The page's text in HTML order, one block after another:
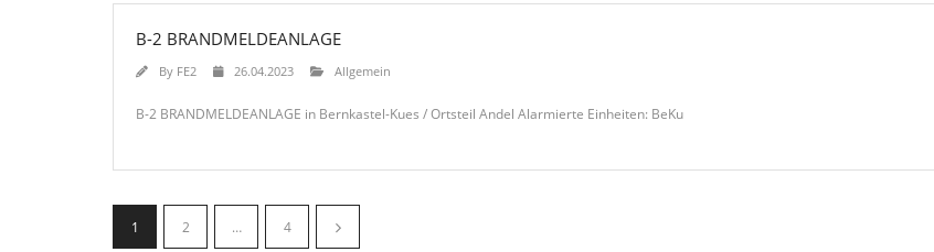
B-2 BRANDMELDEANLAGE
By FE2 26.04.2023 Allgemein
B-2 BRANDMELDEANLAGE in Bernkastel-Kues / Ortsteil Andel Alarmierte Einheiten: BeKu
1 2 … 4